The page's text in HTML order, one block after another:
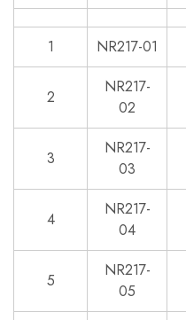
1 NR217-01
2
NR217-
02
3
NR217-
03
4
NR217-
04
5
NR217-
05